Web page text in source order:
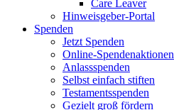
Care Leaver
Hinweisgeber-Portal
Spenden
Jetzt Spenden
Online-Spendenaktionen
Anlassspenden
Selbst einfach stiften
Testamentsspenden
Gezielt groß fördern